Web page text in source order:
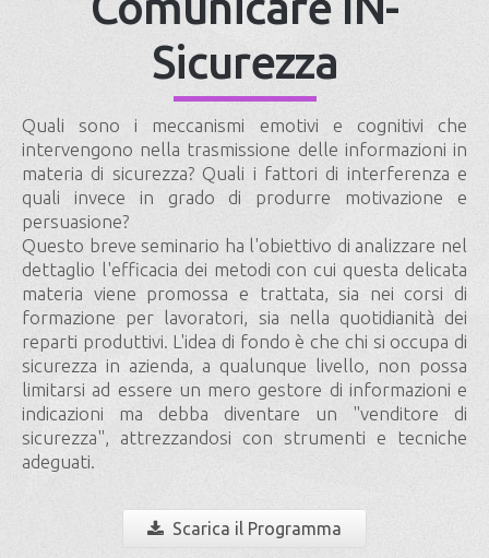
Sicurezza
Quali sono i meccanismi emotivi e cognitivi che
intervengono nella trasmissione delle informazioni in
materia di sicurezza? Quali i fattori di interferenza e
quali invece in grado di produrre motivazione e
persuasione?
Questo breve seminario ha l'obiettivo di analizzare nel
dettaglio l'efficacia dei metodi con cui questa delicata
materia viene promossa e trattata, sia nei corsi di
formazione per lavoratori, sia nella quotidianità dei
reparti produttivi. L'idea di fondo è che chi si occupa di
sicurezza in azienda, a qualunque livello, non possa
limitarsi ad essere un mero gestore di informazioni e
indicazioni ma debba diventare un "venditore di
sicurezza", attrezzandosi con strumenti e tecniche
adeguati.
Scarica il Programma